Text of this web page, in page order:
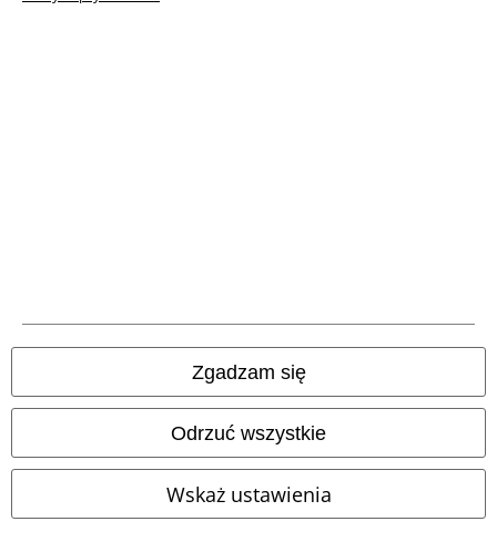
Zgadzam się
Odrzuć wszystkie
Wskaż ustawienia
Nasze Centrum Obsługi Klienta jest do Twojej
dyspozycji
Nasze Centrum Obsługi Klienta jest dostępne dzisiaj od 09:00 do
17:00.Więcej informacji
Rozpocznij rozmowę